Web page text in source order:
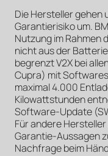
Die Hersteller gehen
Garantierisiko um.
Nutzung im Rahmen
nicht aus der
begrenzt V2X bei
Cupra) mit
maximal 4.000
Kilowattstunden
Software-Update
Für andere
Garantie-Aussagen
Nachfrage beim